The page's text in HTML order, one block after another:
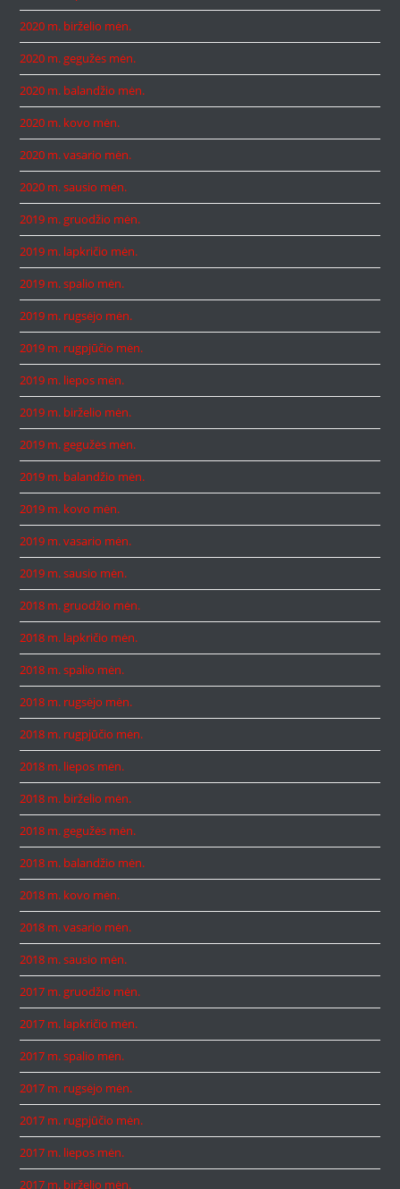
2020 m. birželio mėn.
2020 m. gegužės mėn.
2020 m. balandžio mėn.
2020 m. kovo mėn.
2020 m. vasario mėn.
2020 m. sausio mėn.
2019 m. gruodžio mėn.
2019 m. lapkričio mėn.
2019 m. spalio mėn.
2019 m. rugsėjo mėn.
2019 m. rugpjūčio mėn.
2019 m. liepos mėn.
2019 m. birželio mėn.
2019 m. gegužės mėn.
2019 m. balandžio mėn.
2019 m. kovo mėn.
2019 m. vasario mėn.
2019 m. sausio mėn.
2018 m. gruodžio mėn.
2018 m. lapkričio mėn.
2018 m. spalio mėn.
2018 m. rugsėjo mėn.
2018 m. rugpjūčio mėn.
2018 m. liepos mėn.
2018 m. birželio mėn.
2018 m. gegužės mėn.
2018 m. balandžio mėn.
2018 m. kovo mėn.
2018 m. vasario mėn.
2018 m. sausio mėn.
2017 m. gruodžio mėn.
2017 m. lapkričio mėn.
2017 m. spalio mėn.
2017 m. rugsėjo mėn.
2017 m. rugpjūčio mėn.
2017 m. liepos mėn.
2017 m. birželio mėn.